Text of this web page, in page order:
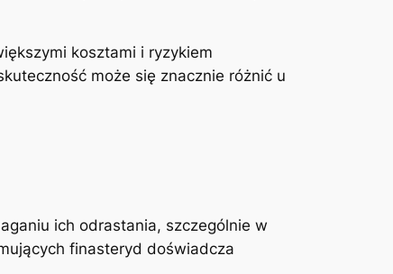
kosztami i ryzykiem
może się znacznie różnić u
ich odrastania, szczególnie w
finasteryd doświadcza